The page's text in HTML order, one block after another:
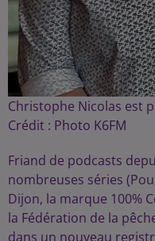
Christophe Nicolas est
Crédit : Photo K6FM
Friand de podcasts
nombreuses séries
Dijon, la marque 100%
la Fédération de la
dans un nouveau